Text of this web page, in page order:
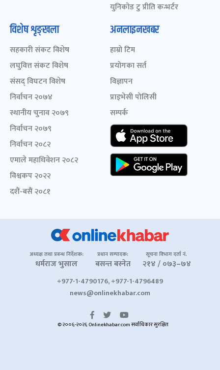
युनिकोड टु प्रीति कन्भर्टर
विशेष शृङ्खला
सहकारी संकट विशेष
लघुवित्त संकट विशेष
संसद् विघटन विशेष
निर्वाचन २०७४
स्थानीय चुनाव २०७९
निर्वाचन २०७९
निर्वाचन २०८२
एमाले महाधिवेशन २०८२
विश्वकप २०२२
दशैं-बसैं २०८१
अनलाइनखबर
हाम्रो टिम
प्रयोगका सर्त
विज्ञापन
प्राइभेसी पोलिसी
सम्पर्क
अध्यक्ष तथा प्रबन्ध निर्देशक:
धर्मराज भुसाल
प्रधान सम्पादक:
बसन्त बस्नेत
सूचना विभाग दर्ता नं.
२१४ / ०७३–७४
+977-1-4790176, +977-1-4796489
news@onlinekhabar.com
© २००६-२०२६ Onlinekhabar.com सर्वाधिकार सुरक्षित